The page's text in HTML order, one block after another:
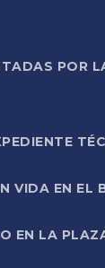
POR
VIDA EN EL
EN LA